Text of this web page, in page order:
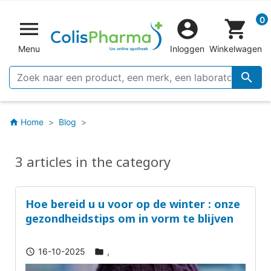

Menu


Inloggen
shopping_cart 0
Winkelwagen
home Home Blog
3 articles in the category
Hoe bereid u u voor op de winter : onze
gezondheidstips om in vorm te blijven
schedule 16-10-2025 folder ,